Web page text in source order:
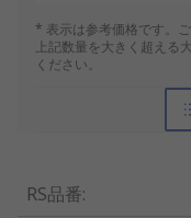
* 表示は参考価格です。
上記数量を大きく超える
ください。
RS品番: